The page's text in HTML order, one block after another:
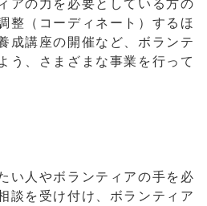
アの力を必要としている方の
整（コーディネート）するほ
成講座の開催など、ボランテ
う、さまざまな事業を行って
い人やボランティアの手を必
談を受け付け、ボランティア